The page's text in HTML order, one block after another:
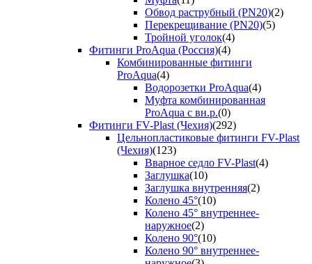
Обвод раструбный (PN20)(2)
Перекрещивание (PN20)(5)
Тройной уголок(4)
Фитинги ProAqua (Россия)(4)
Комбинированные фитинги
ProAqua(4)
Водорозетки ProAqua(4)
Муфта комбинированная
ProAqua с вн.р.(0)
Фитинги FV-Plast (Чехия)(292)
Цельнопластиковые фитинги FV-Plast
(Чехия)(123)
Вварное седло FV-Plast(4)
Заглушка(10)
Заглушка внутренняя(2)
Колено 45°(10)
Колено 45° внутреннее-
наружное(2)
Колено 90°(10)
Колено 90° внутреннее-